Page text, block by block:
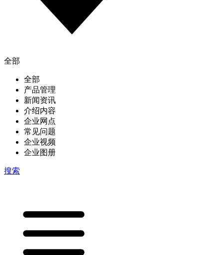
全部
全部
产品管理
新闻资讯
介绍内容
企业网点
常见问题
企业视频
企业图册
搜索